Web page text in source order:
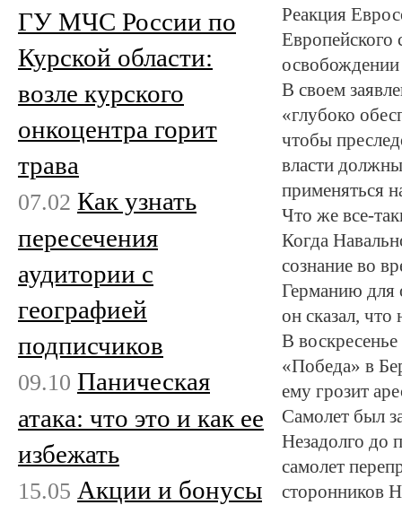
Реакция
В своем
«глубоко
чтобы
власти
применяться
Что же все-
Когда
сознание во
Германию для
он сказал,
В
«Победа» в
ему грозит
Самолет был
Незадолго до
самолет
сторонников
ГУ МЧС России по
Курской области:
возле курского
онкоцентра горит
трава
07.02 Как узнать
пересечения
аудитории с
географией
подписчиков
09.10 Паническая
атака: что это и как ее
избежать
15.05 Акции и бонусы